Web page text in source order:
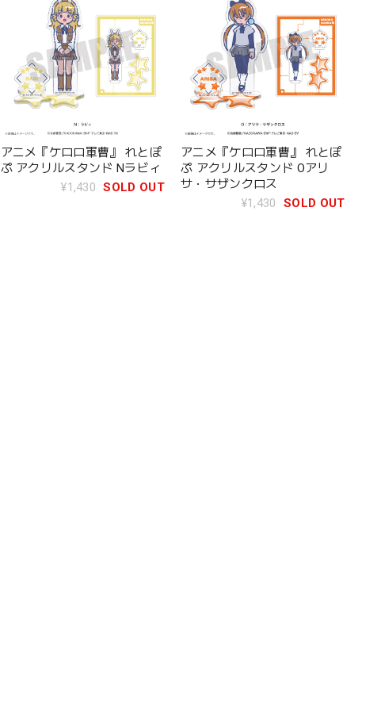
アニメ『ケロロ軍曹』 れとぽ
ぷ アクリルスタンド Nラビィ
¥1,430 SOLD OUT
アニメ『ケロロ軍曹』 れとぽ
ぷ アクリルスタンド Oアリ
サ・サザンクロス
¥1,430
SOLD OUT